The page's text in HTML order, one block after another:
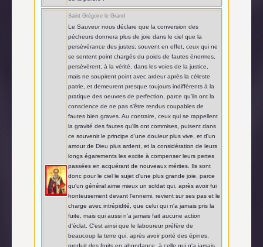
Saint Grégoire le Grand
Le Sauveur nous déclare que la conversion des
pécheurs donnera plus de joie dans le ciel que la
persévérance des justes; souvent en effet, ceux qui ne
se sentent point chargés du poids de fautes énormes,
persévèrent, à la vérité, dans les voies de la justice,
mais ne soupirent point avec ardeur après la céleste
patrie, et demeurent presque toujours indifférents à la
pratique des oeuvres de perfection, parce qu'ils ont la
conscience de ne pas s'être rendus coupables de
fautes bien graves. Au contraire, ceux qui se rappellent
la gravité des fautes qu'ils ont commises, puisent dans
ce souvenir le principe d'une douleur plus vive, et d'un
amour de Dieu plus ardent, et la considération de leurs
longs égarements les excite à compenser leurs pertes
passées en acquérant de nouveaux mérites. Ils sont
donc pour le ciel le sujet d'une plus grande joie, parce
qu'un général aime mieux un soldat qui, après avoir fui
honteusement devant l'ennemi, revient sur ses pas et le
charge avec intrépidité, que celui qui n'a jamais pris la
fuite, mais qui aussi n'a jamais fait aucune action
d'éclat. C'est ainsi que le laboureur préfère de
beaucoup la terre qui, après avoir porté des épines,
produit des fruits en abondance, à celle qui n'a jamais